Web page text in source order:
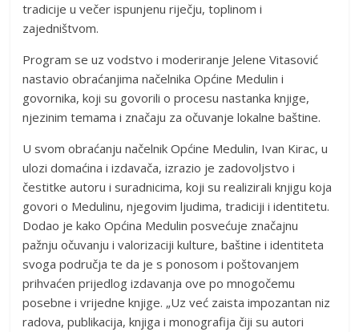
tradicije u večer ispunjenu riječju, toplinom i
zajedništvom.
Program se uz vodstvo i moderiranje Jelene Vitasović
nastavio obraćanjima načelnika Općine Medulin i
govornika, koji su govorili o procesu nastanka knjige,
njezinim temama i značaju za očuvanje lokalne baštine.
U svom obraćanju načelnik Općine Medulin, Ivan Kirac, u
ulozi domaćina i izdavača, izrazio je zadovoljstvo i
čestitke autoru i suradnicima, koji su realizirali knjigu koja
govori o Medulinu, njegovim ljudima, tradiciji i identitetu.
Dodao je kako Općina Medulin posvećuje značajnu
pažnju očuvanju i valorizaciji kulture, baštine i identiteta
svoga područja te da je s ponosom i poštovanjem
prihvaćen prijedlog izdavanja ove po mnogočemu
posebne i vrijedne knjige. „Uz već zaista impozantan niz
radova, publikacija, knjiga i monografija čiji su autori